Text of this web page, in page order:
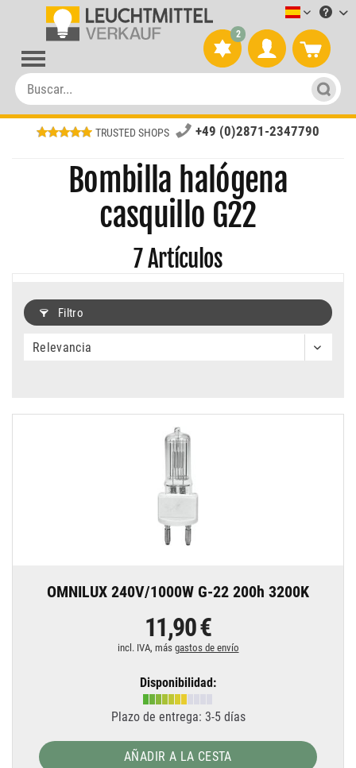
2
TRUSTED SHOPS +49 (0)2871-2347790
Bombilla halógena
casquillo G22
7Artículos
Filtro
OMNILUX 240V/1000W G-22 200h 3200K
11,90 €
incl. IVA, más gastos de envío
Disponibilidad:
Plazo de entrega: 3-5 días
AÑADIR A LA CESTA